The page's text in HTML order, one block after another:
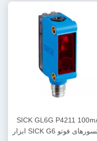
SICK GL6G P4211
ابزار SICK G6 سنسورهای فوتو